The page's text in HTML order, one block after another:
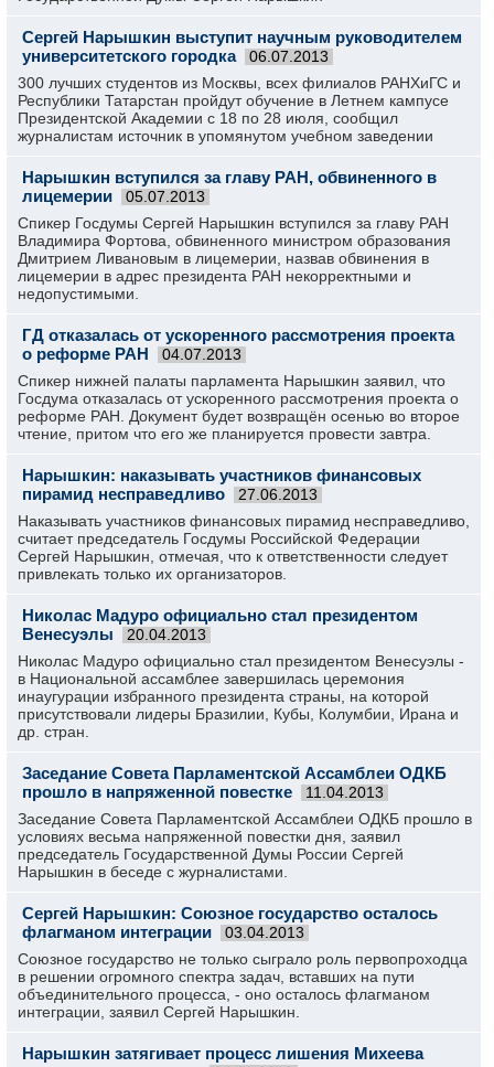
Сергей Нарышкин выступит научным руководителем
университетского городка
06.07.2013
300 лучших студентов из Москвы, всех филиалов РАНХиГС и
Республики Татарстан пройдут обучение в Летнем кампусе
Президентской Академии с 18 по 28 июля, сообщил
журналистам источник в упомянутом учебном заведении
Нарышкин вступился за главу РАН, обвиненного в
лицемерии
05.07.2013
Спикер Госдумы Сергей Нарышкин вступился за главу РАН
Владимира Фортова, обвиненного министром образования
Дмитрием Ливановым в лицемерии, назвав обвинения в
лицемерии в адрес президента РАН некорректными и
недопустимыми.
ГД отказалась от ускоренного рассмотрения проекта
о реформе РАН
04.07.2013
Спикер нижней палаты парламента Нарышкин заявил, что
Госдума отказалась от ускоренного рассмотрения проекта о
реформе РАН. Документ будет возвращён осенью во второе
чтение, притом что его же планируется провести завтра.
Нарышкин: наказывать участников финансовых
пирамид несправедливо
27.06.2013
Наказывать участников финансовых пирамид несправедливо,
считает председатель Госдумы Российской Федерации
Сергей Нарышкин, отмечая, что к ответственности следует
привлекать только их организаторов.
Николас Мадуро официально стал президентом
Венесуэлы
20.04.2013
Николас Мадуро официально стал президентом Венесуэлы -
в Национальной ассамблее завершилась церемония
инаугурации избранного президента страны, на которой
присутствовали лидеры Бразилии, Кубы, Колумбии, Ирана и
др. стран.
Заседание Совета Парламентской Ассамблеи ОДКБ
прошло в напряженной повестке
11.04.2013
Заседание Совета Парламентской Ассамблеи ОДКБ прошло в
условиях весьма напряженной повестки дня, заявил
председатель Государственной Думы России Сергей
Нарышкин в беседе с журналистами.
Сергей Нарышкин: Союзное государство осталось
флагманом интеграции
03.04.2013
Союзное государство не только сыграло роль первопроходца
в решении огромного спектра задач, вставших на пути
объединительного процесса, - оно осталось флагманом
интеграции, заявил Сергей Нарышкин.
Нарышкин затягивает процесс лишения Михеева